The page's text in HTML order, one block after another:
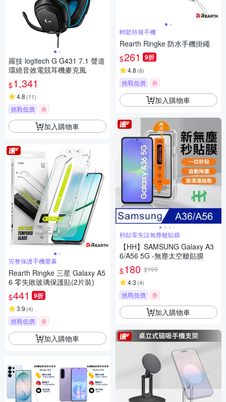
羅技 logitech G G431 7.1 聲道
環繞音效電競耳機麥克風
$1,341
4.8 (11)
挑戰低價 券
加入購物車
完整保護手機螢幕
Rearth Ringke 三星 Galaxy A5
6 零失敗玻璃保護貼(2片裝)
$441 9折
3.9 (4)
挑戰低價 券
加入購物車
輕鬆持握手機
Rearth Ringke 防水手機掛繩
$261 9折
4.8 (6)
挑戰低價 券
加入購物車
秒貼零失誤無塵艙貼膜
【HH】SAMSUNG Galaxy A3
6/A56 5G -無塵太空艙貼膜
$180 $199
4.3 (4)
挑戰低價 券
加入購物車